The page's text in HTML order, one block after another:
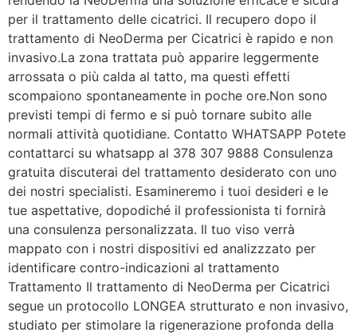
per il trattamento delle cicatrici. Il recupero dopo il
trattamento di NeoDerma per Cicatrici è rapido e non
invasivo.La zona trattata può apparire leggermente
arrossata o più calda al tatto, ma questi effetti
scompaiono spontaneamente in poche ore.Non sono
previsti tempi di fermo e si può tornare subito alle
normali attività quotidiane. Contatto WHATSAPP Potete
contattarci su whatsapp al 378 307 9888 Consulenza
gratuita discuterai del trattamento desiderato con uno
dei nostri specialisti. Esamineremo i tuoi desideri e le
tue aspettative, dopodiché il professionista ti fornirà
una consulenza personalizzata. Il tuo viso verrà
mappato con i nostri dispositivi ed analizzzato per
identificare contro-indicazioni al trattamento
Trattamento Il trattamento di NeoDerma per Cicatrici
segue un protocollo LONGEA strutturato e non invasivo,
studiato per stimolare la rigenerazione profonda della